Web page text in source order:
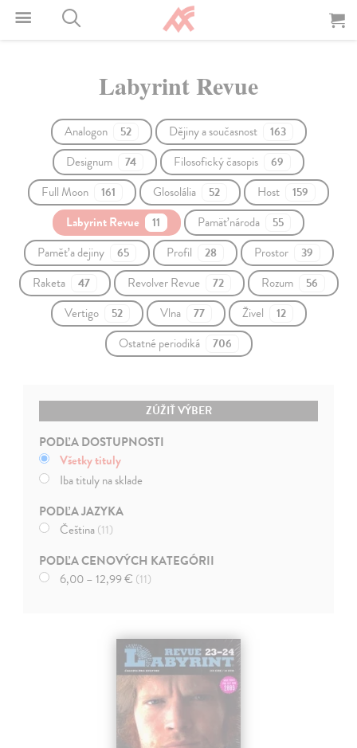
Labyrint Revue
Analogon 52 Dějiny a současnost 163
Designum 74 Filosofický časopis 69
Full Moon 161 Glosolália 52 Host 159
Labyrint Revue 11 Pamäť národa 55
Paměť a dejiny 65 Profil 28 Prostor 39
Raketa 47 Revolver Revue 72 Rozum 56
Vertigo 52 Vlna 77 Živel 12
Ostatné periodiká 706
ZÚŽIŤ VÝBER
PODĽA DOSTUPNOSTI
Všetky tituly
Iba tituly na sklade
PODĽA JAZYKA
Čeština(11)
PODĽA CENOVÝCH KATEGÓRII
6,00 – 12,99 € (11)